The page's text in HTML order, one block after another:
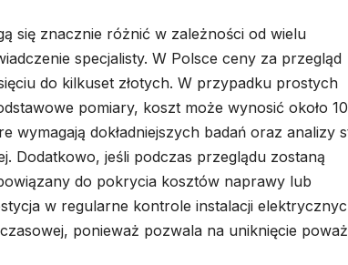
się znacznie różnić w zależności od wielu
specjalisty. W Polsce ceny za przegląd
do kilkuset złotych. W przypadku prostych
pomiary, koszt może wynosić około
wymagają dokładniejszych badań oraz analizy
Dodatkowo, jeśli podczas przeglądu zostaną
do pokrycia kosztów naprawy lub
w regularne kontrole instalacji
ponieważ pozwala na uniknięcie